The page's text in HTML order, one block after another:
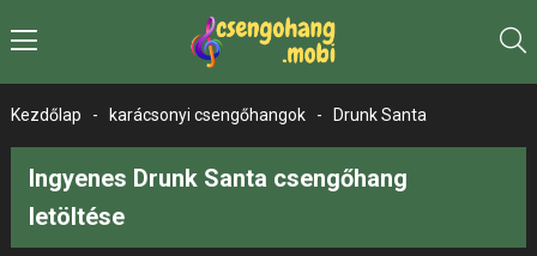
Kezdőlap - karácsonyi csengőhangok - Drunk Santa
Ingyenes Drunk Santa csengőhang
letöltése